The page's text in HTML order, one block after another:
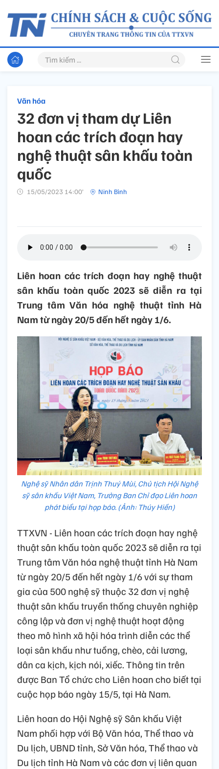
Văn hóa
32 đơn vị tham dự Liên
hoan các trích đoạn hay
nghệ thuật sân khấu toàn
quốc
15/05/2023 14:00’ Ninh Bình
Liên hoan các trích đoạn hay nghệ thuật
sân khấu toàn quốc 2023 sẽ diễn ra tại
Trung tâm Văn hóa nghệ thuật tỉnh Hà
Nam từ ngày 20/5 đến hết ngày 1/6.
Nghệ sỹ Nhân dân Trịnh Thuý Mùi, Chủ tịch Hội Nghệ
sỹ sân khấu Việt Nam, Trưởng Ban Chỉ đạo Liên hoan
phát biểu tại họp báo. (Ảnh: Thúy Hiền)
TTXVN - Liên hoan các trích đoạn hay nghệ
thuật sân khấu toàn quốc 2023 sẽ diễn ra tại
Trung tâm Văn hóa nghệ thuật tỉnh Hà Nam
từ ngày 20/5 đến hết ngày 1/6 với sự tham
gia của 500 nghệ sỹ thuộc 32 đơn vị nghệ
thuật sân khấu truyền thống chuyên nghiệp
công lập và đơn vị nghệ thuật hoạt động
theo mô hình xã hội hóa trình diễn các thể
loại sân khấu như tuồng, chèo, cải lương,
dân ca kịch, kịch nói, xiếc. Thông tin trên
được Ban Tổ chức cho Liên hoan cho biết tại
cuộc họp báo ngày 15/5, tại Hà Nam.
Liên hoan do Hội Nghệ sỹ Sân khấu Việt
Nam phối hợp với Bộ Văn hóa, Thể thao và
Du lịch, UBND tỉnh, Sở Văn hóa, Thể thao và
Du lịch tỉnh Hà Nam và các đơn vị liên quan